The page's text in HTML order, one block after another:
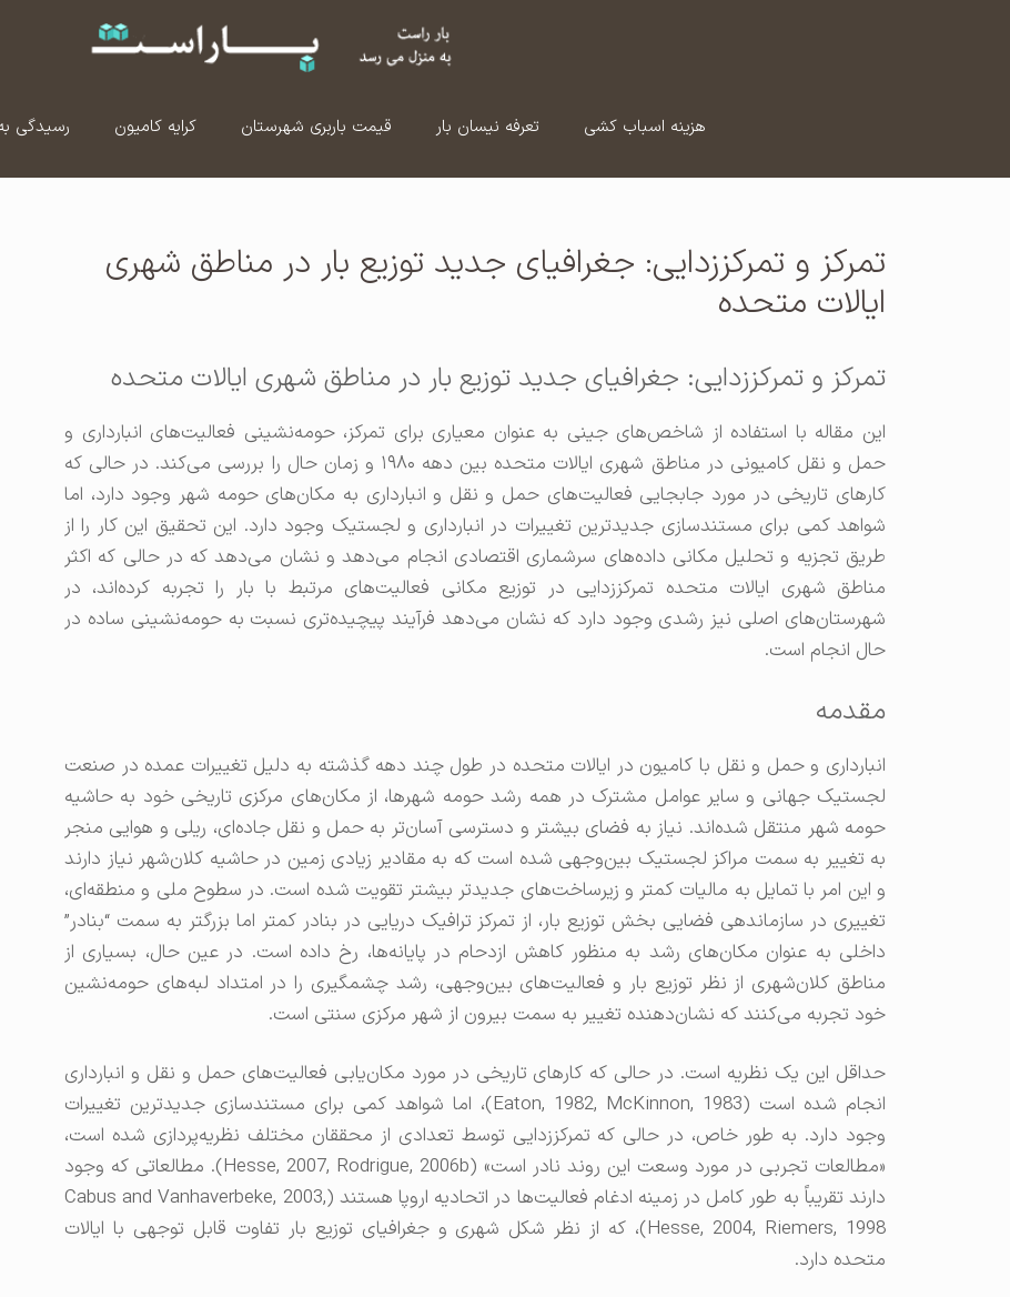
هزینه اسباب کشی تعرفه نیسان بار قیمت باربری شهرستان کرایه کامیون رسیدگی
تمرکز و تمرکززدایی: جغرافیای جدید توزیع بار در مناطق شهری
ایالات متحده
تمرکز و تمرکززدایی: جغرافیای جدید توزیع بار در مناطق شهری ایالات متحده
این مقاله با استفاده از شاخص‌های جینی به عنوان معیاری برای تمرکز، حومه‌نشینی فعالیت‌های انبارداری و
حمل و نقل کامیونی در مناطق شهری ایالات متحده بین دهه ۱۹۸۰ و زمان حال را بررسی می‌کند. در حالی که
کارهای تاریخی در مورد جابجایی فعالیت‌های حمل و نقل و انبارداری به مکان‌های حومه شهر وجود دارد، اما
شواهد کمی برای مستندسازی جدیدترین تغییرات در انبارداری و لجستیک وجود دارد. این تحقیق این کار را از
طریق تجزیه و تحلیل مکانی داده‌های سرشماری اقتصادی انجام می‌دهد و نشان می‌دهد که در حالی که اکثر
مناطق شهری ایالات متحده تمرکززدایی در توزیع مکانی فعالیت‌های مرتبط با بار را تجربه کرده‌اند، در
شهرستان‌های اصلی نیز رشدی وجود دارد که نشان می‌دهد فرآیند پیچیده‌تری نسبت به حومه‌نشینی ساده در
حال انجام است.
مقدمه
انبارداری و حمل و نقل با کامیون در ایالات متحده در طول چند دهه گذشته به دلیل تغییرات عمده در صنعت
لجستیک جهانی و سایر عوامل مشترک در همه رشد حومه شهرها، از مکان‌های مرکزی تاریخی خود به حاشیه
حومه شهر منتقل شده‌اند. نیاز به فضای بیشتر و دسترسی آسان‌تر به حمل و نقل جاده‌ای، ریلی و هوایی منجر
به تغییر به سمت مراکز لجستیک بین‌وجهی شده است که به مقادیر زیادی زمین در حاشیه کلان‌شهر نیاز دارند
و این امر با تمایل به مالیات کمتر و زیرساخت‌های جدیدتر بیشتر تقویت شده است. در سطوح ملی و منطقه‌ای،
تغییری در سازماندهی فضایی بخش توزیع بار، از تمرکز ترافیک دریایی در بنادر کمتر اما بزرگتر به سمت “بنادر”
داخلی به عنوان مکان‌های رشد به منظور کاهش ازدحام در پایانه‌ها، رخ داده است. در عین حال، بسیاری از
مناطق کلان‌شهری از نظر توزیع بار و فعالیت‌های بین‌وجهی، رشد چشمگیری را در امتداد لبه‌های حومه‌نشین
خود تجربه می‌کنند که نشان‌دهنده تغییر به سمت بیرون از شهر مرکزی سنتی است.
حداقل این یک نظریه است. در حالی که کارهای تاریخی در مورد مکان‌یابی فعالیت‌های حمل و نقل و انبارداری
انجام شده است (Eaton, 1982, McKinnon, 1983)، اما شواهد کمی برای مستندسازی جدیدترین تغییرات
وجود دارد. به طور خاص، در حالی که تمرکززدایی توسط تعدادی از محققان مختلف نظریه‌پردازی شده است،
«مطالعات تجربی در مورد وسعت این روند نادر است» (Hesse, 2007, Rodrigue, 2006b). مطالعاتی که وجود
دارند تقریباً به طور کامل در زمینه ادغام فعالیت‌ها در اتحادیه اروپا هستند (Cabus and Vanhaverbeke, 2003,
Hesse, 2004, Riemers, 1998)، که از نظر شکل شهری و جغرافیای توزیع بار تفاوت قابل توجهی با ایالات
متحده دارد.